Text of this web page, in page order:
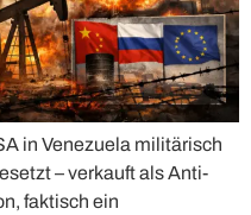
in Venezuela militärisch
– verkauft als Anti-
faktisch ein